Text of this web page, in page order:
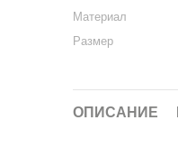
Материал
Размер
ОПИСАНИЕ